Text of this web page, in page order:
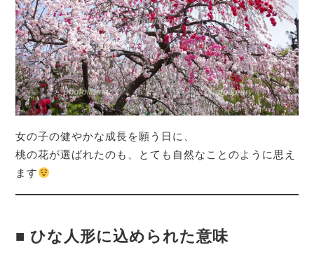
女の子の健やかな成長を願う日に、
桃の花が選ばれたのも、とても自然なことのように思え
ます
■ ひな人形に込められた意味